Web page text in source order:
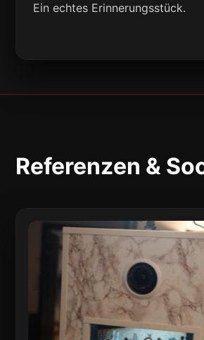
Ein echtes Erinnerungsstück.
Referenzen &